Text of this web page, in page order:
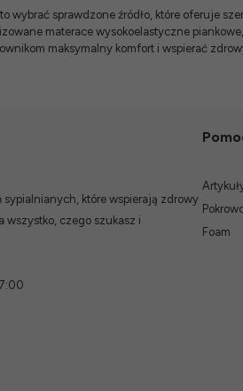
sprawdzone źródło, które oferuje
materace wysokoelastyczne piankowe
maksymalny komfort i wspierać
które wspierają zdrowy
wszystko, czego szukasz i
Foam